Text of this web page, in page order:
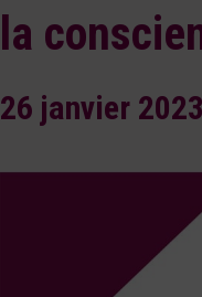
la
26 janvier